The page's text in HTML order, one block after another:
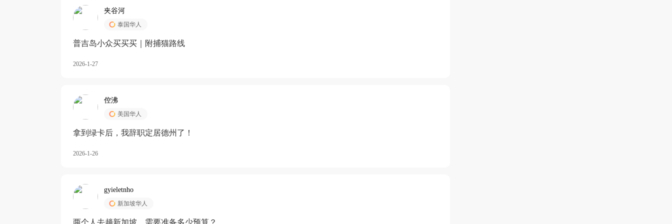
夹谷河
泰国华人
️普吉岛小众买买买｜附捕猫路线
2026-1-27
倥沸
美国华人
拿到绿卡后，我辞职定居德州了！
2026-1-26
gyieletnho
新加坡华人
两个人去趟新加坡，需要准备多少预算？